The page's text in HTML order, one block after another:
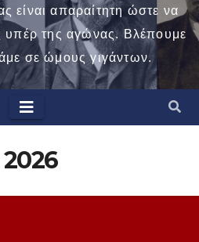
είναι απαραίτητη ώστε να
υπέρ της αγώνας. Βλέπουμε
σε ώμους γιγάντων.
2026